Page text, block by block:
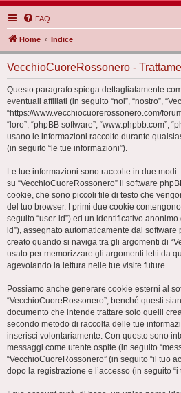
FAQ
Home Indice
VecchioCuoreRossonero -
Questo paragrafo spiega dettagliatamente
eventuali affiliati (in seguito “noi”, “nostro”,
“https://www.vecchiocuorerossonero.com/
“loro”, “phpBB software”, “www.phpbb.com”,
usano le informazioni raccolte durante
(in seguito “le tue informazioni”).
Le tue informazioni sono raccolte in due
su “VecchioCuoreRossonero” il software
cookie, che sono piccoli file di testo che
del tuo browser. I primi due cookie
seguito “user-id”) ed un identificativo
id”), assegnato automaticamente dal
creato quando si naviga tra gli argomenti di
usato per memorizzare gli argomenti letti da
agevolando la lettura nelle tue visite future.
Possiamo anche generare cookie esterni al
“VecchioCuoreRossonero”, benché questi
documento che intende trattare solo quelli
secondo metodo di raccolta delle tue
inserisci volontariamente. Con questo sono
messaggi come utente ospite (in seguito
“VecchioCuoreRossonero” (in seguito “il tuo
dopo la registrazione e l’accesso (in seguito “i